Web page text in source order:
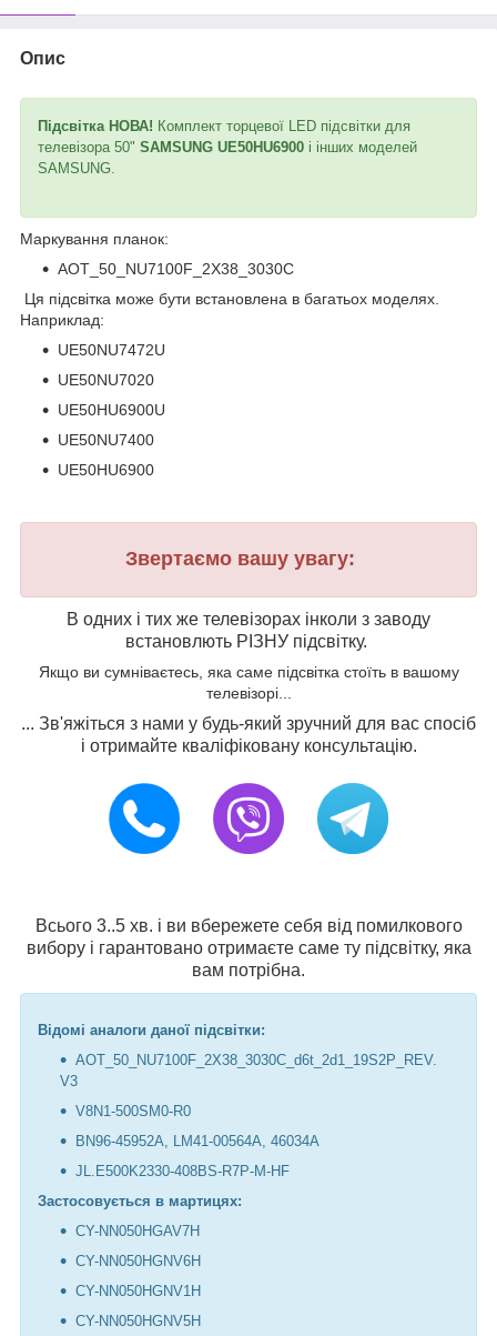
Опис
Підсвітка НОВА! Комплект торцевої LED підсвітки для
телевізора 50" SAMSUNG UE50HU6900 і інших моделей
SAMSUNG.
Маркування планок:
AOT_50_NU7100F_2X38_3030C
Ця підсвітка може бути встановлена в багатьох моделях.
Наприклад:
UE50NU7472U
UE50NU7020
UE50HU6900U
UE50NU7400
UE50HU6900
Звертаємо вашу увагу:
В одних і тих же телевізорах інколи з заводу
встановлють РІЗНУ підсвітку.
Якщо ви сумніваєтесь, яка саме підсвітка стоїть в вашому
телевізорі...
... Зв'яжіться з нами у будь-який зручний для вас спосіб
і отримайте кваліфіковану консультацію.
Всього 3..5 хв. і ви вбережете себя від помилкового
вибору і гарантовано отримаєте саме ту підсвітку, яка
вам потрібна.
Відомі аналоги даної підсвітки:
AOT_50_NU7100F_2X38_3030C_d6t_2d1_19S2P_REV.
V3
V8N1-500SM0-R0
BN96-45952A, LM41-00564A, 46034A
JL.E500K2330-408BS-R7P-M-HF
Застосовується в мартицях:
CY-NN050HGAV7H
CY-NN050HGNV6H
CY-NN050HGNV1H
CY-NN050HGNV5H